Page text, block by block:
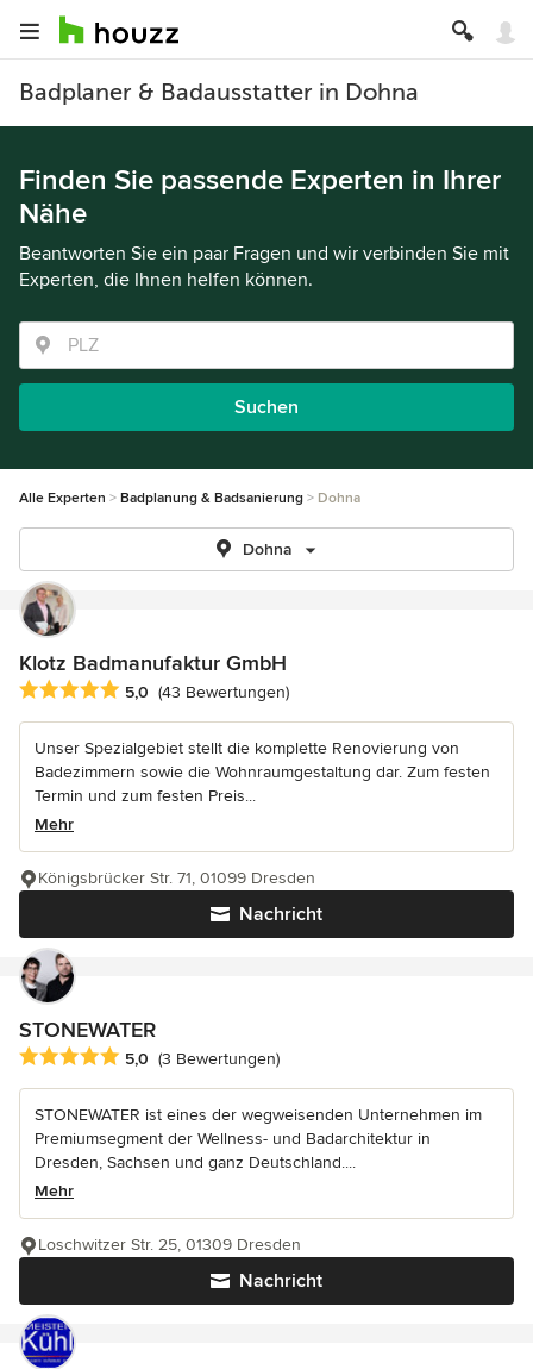
Badplaner & Badausstatter in Dohna
Finden Sie passende Experten in Ihrer
Nähe
Beantworten Sie ein paar Fragen und wir verbinden Sie mit
Experten, die Ihnen helfen können.
Suchen
Alle Experten Badplanung & Badsanierung Dohna
Dohna
Klotz Badmanufaktur GmbH
Durchschnittliche Bewertung: 5 von 5 Sternen
5,0 (43 Bewertungen)
Unser Spezialgebiet stellt die komplette Renovierung von
Badezimmern sowie die Wohnraumgestaltung dar. Zum festen
Termin und zum festen Preis...
Mehr
Nachricht
Königsbrücker Str. 71, 01099 Dresden
STONEWATER
Durchschnittliche Bewertung: 5 von 5 Sternen
5,0 (3 Bewertungen)
STONEWATER ist eines der wegweisenden Unternehmen im
Premiumsegment der Wellness- und Badarchitektur in
Dresden, Sachsen und ganz Deutschland....
Mehr
Nachricht
Loschwitzer Str. 25, 01309 Dresden